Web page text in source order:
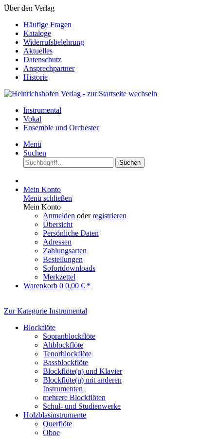
Über den Verlag
Häufige Fragen
Kataloge
Widerrufsbelehrung
Aktuelles
Datenschutz
Ansprechpartner
Historie
Instrumental
Vokal
Ensemble und Orchester
Menü
Suchen
Suchen
Mein Konto
Menü schließen
Mein Konto
Anmelden oderregistrieren
Übersicht
Persönliche Daten
Adressen
Zahlungsarten
Bestellungen
Sofortdownloads
Merkzettel
Warenkorb 0 0,00 € *
Zur Kategorie Instrumental
Blockflöte
Sopranblockflöte
Altblockflöte
Tenorblockflöte
Bassblockflöte
Blockflöte(n) und Klavier
Blockflöte(n) mit anderen
Instrumenten
mehrere Blockflöten
Schul- und Studienwerke
Holzblasinstrumente
Querflöte
Oboe